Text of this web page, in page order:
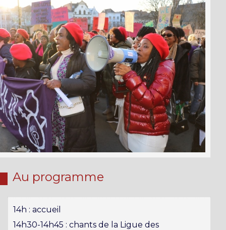
Au programme
14h : accueil
14h30-14h45 : chants de la Ligue des